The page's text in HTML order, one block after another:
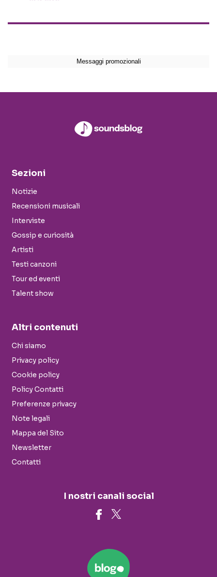
Sezioni
Notizie
Recensioni musicali
Interviste
Gossip e curiosità
Artisti
Testi canzoni
Tour ed eventi
Talent show
Altri contenuti
Chi siamo
Privacy policy
Cookie policy
Policy Contatti
Preferenze privacy
Note legali
Mappa del Sito
Newsletter
Contatti
I nostri canali social